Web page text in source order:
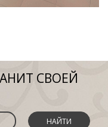
СВОЕЙ
НАЙТИ